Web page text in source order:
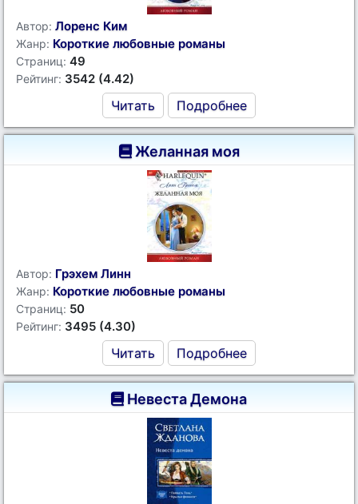
Автор: Лоренс Ким
Жанр: Короткие любовные романы
Страниц: 49
Рейтинг: 3542 (4.42)
Читать Подробнее
Желанная моя
Автор: Грэхем Линн
Жанр: Короткие любовные романы
Страниц: 50
Рейтинг: 3495 (4.30)
Читать Подробнее
Невеста Демона